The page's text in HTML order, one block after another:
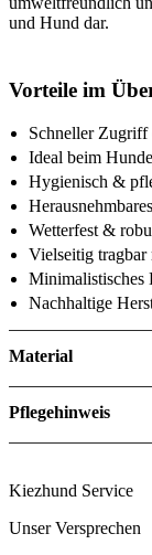
und Hund dar.
Vorteile im
Schneller Zugriff
Ideal beim
Hygienisch &
Wetterfest &
Vielseitig
Minimalistisches
Nachhaltige
Material
Pflegehinweis
Kiezhund Service
Unser Versprechen